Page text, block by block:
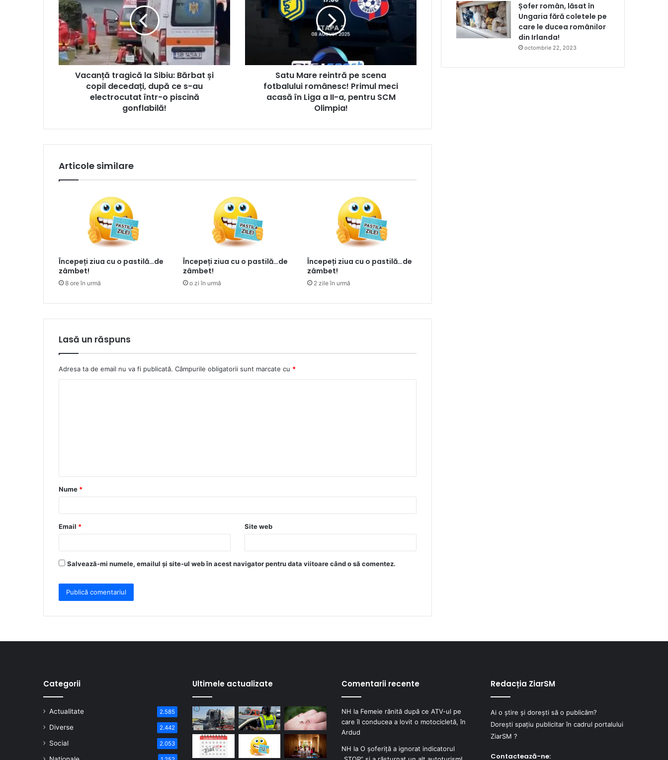
Vacanță tragică la Sibiu: Bărbat și
copil decedați, după ce s-au
electrocutat într-o piscină
gonflabilă!
Satu Mare reintră pe scena
fotbalului românesc! Primul meci
acasă în Liga a II-a, pentru SCM
Olimpia!
Articole similare
Începeți ziua cu o pastilă…de
zâmbet!
8 ore în urmă
Începeți ziua cu o pastilă…de
zâmbet!
o zi în urmă
Începeți ziua cu o pastilă…de
zâmbet!
2 zile în urmă
Lasă un răspuns
Adresa ta de email nu va fi publicată. Câmpurile obligatorii sunt marcate cu *
a
r
*
Nume *
Email * Site web
Salvează-mi numele, emailul și site-ul web în acest navigator pentru data viitoare când o să comentez.
Șofer român, lăsat în
Ungaria fără coletele pe
care le ducea românilor
din Irlanda!
octombrie 22, 2023
Categorii
Actualitate 2.585
Diverse 2.442
Social 2.053
Ultimele actualizate Comentarii recente
NH la Femeie rănită după ce ATV-ul pe
care îl conducea a lovit o motocicletă, în
Ardud
NH la O șoferiță a ignorat indicatorul
Redacția ZiarSM
Ai o știre și dorești să o publicăm?
Dorești spațiu publicitar în cadrul portalului
ZiarSM ?
Contactează-ne: